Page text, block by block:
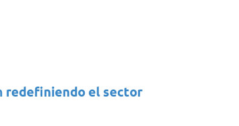
redefiniendo el sector